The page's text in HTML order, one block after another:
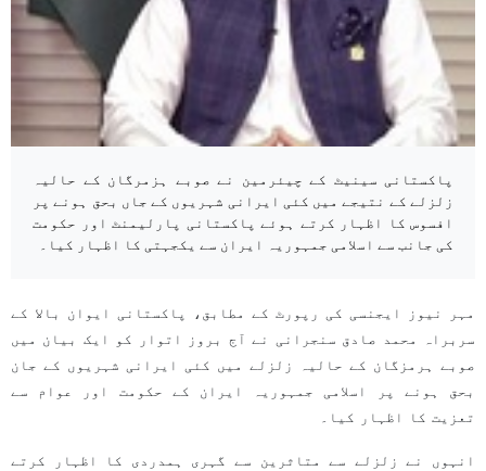
پاکستانی سینیٹ کے چیئرمین نے صوبے ہزمرگان کے حالیہ
زلزلے کے نتیجے میں کئی ایرانی شہریوں کے جاں بحق ہونے پر
افسوس کا اظہار کرتے ہوئے پاکستانی پارلیمنٹ اور حکومت
کی جانب سے اسلامی جمہوریہ ایران سے یکجہتی کا اظہار کیا۔
مہر نیوز ایجنسی کی رپورٹ کے مطابق، پاکستانی ایوان بالا کے
سربراہ محمد صادق سنجرانی نے آج بروز اتوار کو ایک بیان میں
صوبے ہرمزگان کے حالیہ زلزلے میں کئی ایرانی شہریوں کے جان
بحق ہونے پر اسلامی جمہوریہ ایران کے حکومت اور عوام سے
تعزیت کا اظہار کیا۔
انہوں نے زلزلے سے متاثرین سے گہری ہمدردی کا اظہار کرتے